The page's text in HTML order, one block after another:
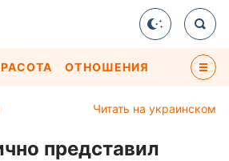
ОТНОШЕНИЯ
Читать на украинском
представил